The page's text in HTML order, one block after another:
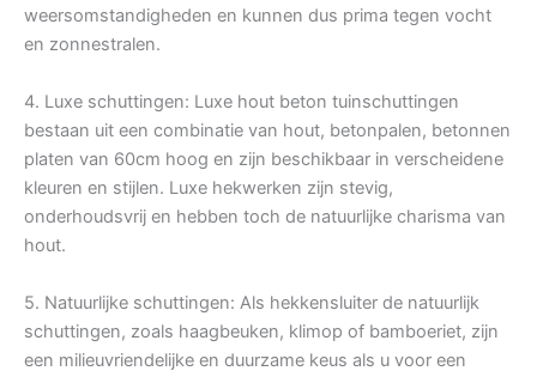
weersomstandigheden en kunnen dus prima tegen vocht
en zonnestralen.
4. Luxe schuttingen: Luxe hout beton tuinschuttingen
bestaan uit een combinatie van hout, betonpalen, betonnen
platen van 60cm hoog en zijn beschikbaar in verscheidene
kleuren en stijlen. Luxe hekwerken zijn stevig,
onderhoudsvrij en hebben toch de natuurlijke charisma van
hout.
5. Natuurlijke schuttingen: Als hekkensluiter de natuurlijk
schuttingen, zoals haagbeuken, klimop of bamboeriet, zijn
een milieuvriendelijke en duurzame keus als u voor een